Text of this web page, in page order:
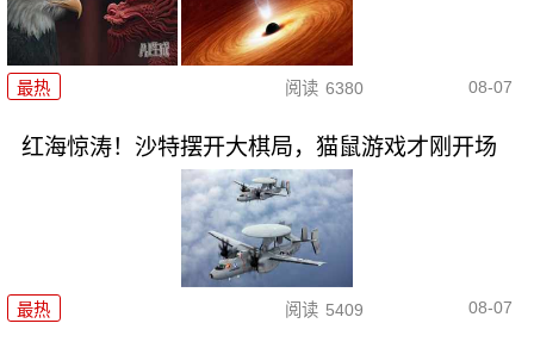
最热 阅读 6380 08-07
红海惊涛！沙特摆开大棋局，猫鼠游戏才刚开场
最热 阅读 5409 08-07